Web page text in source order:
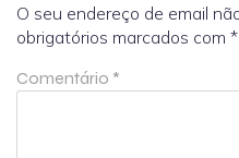
O seu endereço de email
obrigatórios marcados com *
Comentário *